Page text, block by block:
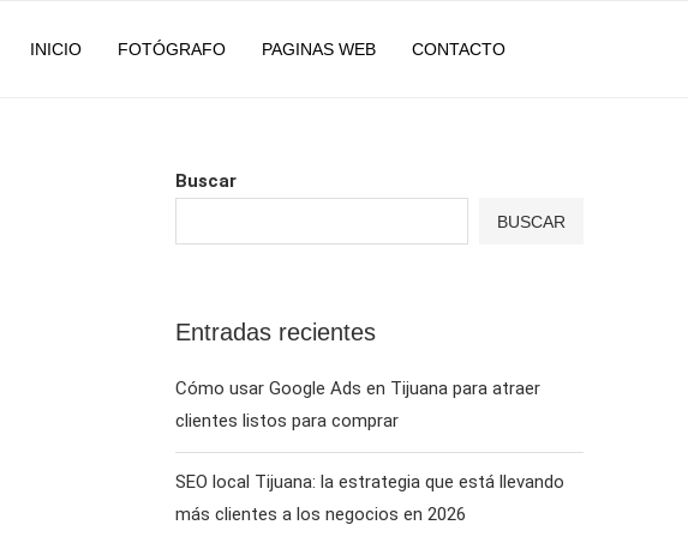
INICIO FOTÓGRAFO PAGINAS WEB CONTACTO
Buscar
BUSCAR
Entradas recientes
Cómo usar Google Ads en Tijuana para atraer
clientes listos para comprar
SEO local Tijuana: la estrategia que está llevando
más clientes a los negocios en 2026